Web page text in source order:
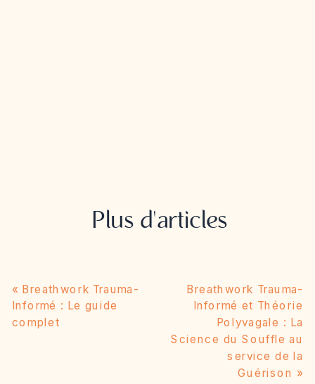
Breathwork Trauma-
Informé et Théorie
Polyvagale : La
Science du Souffle au
service de la
Guérison »
« Breathwork Trauma-
Informé : Le guide
complet
Plus d'articles